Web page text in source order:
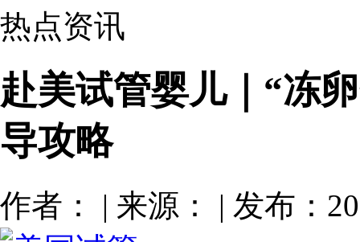
热点资讯
赴美试管婴儿｜“冻
导攻略
作者： | 来源： | 发布：